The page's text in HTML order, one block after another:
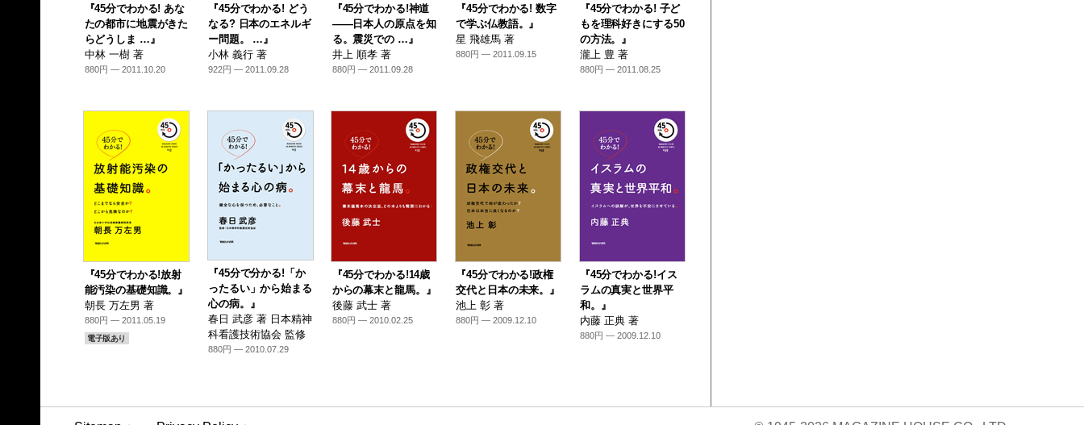
『45分でわかる! あな
たの都市に地震がきた
らどうしま …』
中林 一樹 著
880円 — 2011.10.20
『45分でわかる! どう
なる? 日本のエネルギ
ー問題。 …』
小林 義行 著
922円 — 2011.09.28
『45分でわかる!神道
――日本人の原点を知
る。震災での …』
井上 順孝 著
880円 — 2011.09.28
『45分でわかる! 数字
で学ぶ仏教語。』
星 飛雄馬 著
880円 — 2011.09.15
『45分でわかる! 子ど
もを理科好きにする50
の方法。』
瀧上 豊 著
880円 — 2011.08.25
『45分でわかる!放射
能汚染の基礎知識。』
朝長 万左男 著
880円 — 2011.05.19
電子版あり
『45分で分かる!「か
ったるい」から始まる
心の病。』
春日 武彦 著 日本精神
科看護技術協会 監修
880円 — 2010.07.29
『45分でわかる!14歳
からの幕末と龍馬。』
後藤 武士 著
880円 — 2010.02.25
『45分でわかる!政権
交代と日本の未来。』
池上 彰 著
880円 — 2009.12.10
『45分でわかる!イス
ラムの真実と世界平
和。』
内藤 正典 著
880円 — 2009.12.10